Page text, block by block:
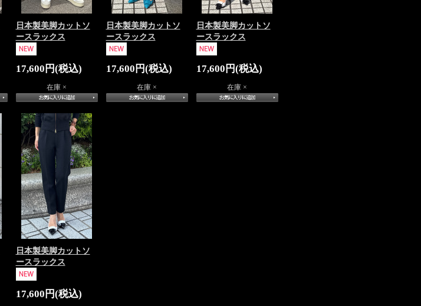
日本製美脚カットソ
ースラックス
17,600円(税込)
在庫 ×
日本製美脚カットソ
ースラックス
17,600円(税込)
在庫 ×
日本製美脚カットソ
ースラックス
17,600円(税込)
在庫 ×
日本製美脚カットソ
ースラックス
17,600円(税込)